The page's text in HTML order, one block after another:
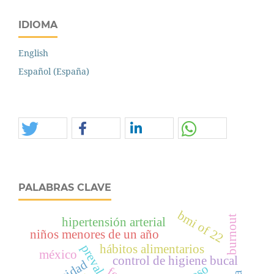
IDIOMA
English
Español (España)
PALABRAS CLAVE
niños menores de un año
control de higiene bucal
hábitos alimentarios
bmi of 22
méxico
hipertensión arterial burnout